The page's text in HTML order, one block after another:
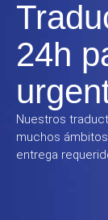
24h
Nuestros
muchos
entrega